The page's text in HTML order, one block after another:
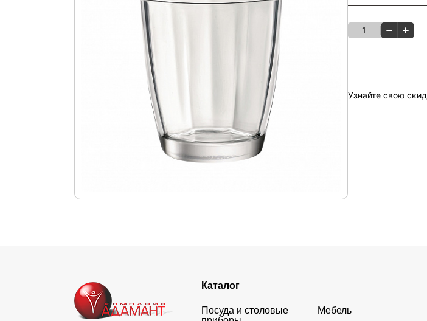
1
Узнайте свою
Каталог
Посуда и столовые
Мебель